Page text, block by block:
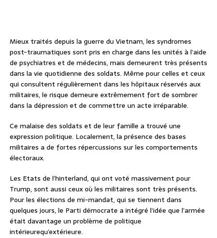
Mieux traités depuis la guerre du Vietnam, les syndromes
post-traumatiques sont pris en charge dans les unités à l’aide
de psychiatres et de médecins, mais demeurent très présents
dans la vie quotidienne des soldats. Même pour celles et ceux
qui consultent régulièrement dans les hôpitaux réservés aux
militaires, le risque demeure extrêmement fort de sombrer
dans la dépression et de commettre un acte irréparable.
Ce malaise des soldats et de leur famille a trouvé une
expression politique. Localement, la présence des bases
militaires a de fortes répercussions sur les comportements
électoraux.
Les Etats de l’hinterland, qui ont voté massivement pour
Trump, sont aussi ceux où les militaires sont très présents.
Pour les élections de mi-mandat, qui se tiennent dans
quelques jours, le Parti démocrate a intégré l’idée que l’armée
était davantage un problème de politique
intérieurequ’extérieure.